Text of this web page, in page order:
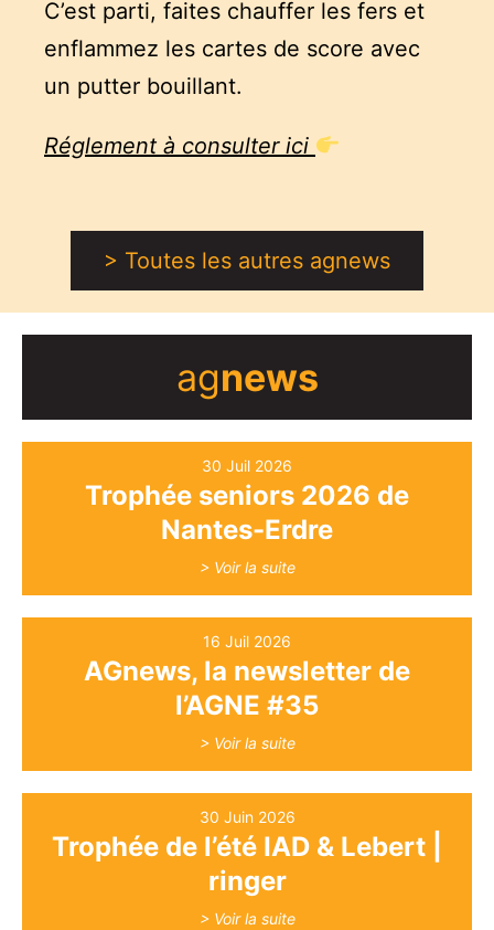
agnews
30 Juil 2026
Trophée seniors 2026 de
Nantes-Erdre
> Voir la suite
16 Juil 2026
AGnews, la newsletter de
l’AGNE #35
> Voir la suite
30 Juin 2026
Trophée de l’été IAD & Lebert |
ringer
> Voir la suite
C’est parti, faites chauffer les fers et
enflammez les cartes de score avec
un putter bouillant.
Réglement à consulter ici
> Toutes les autres agnews